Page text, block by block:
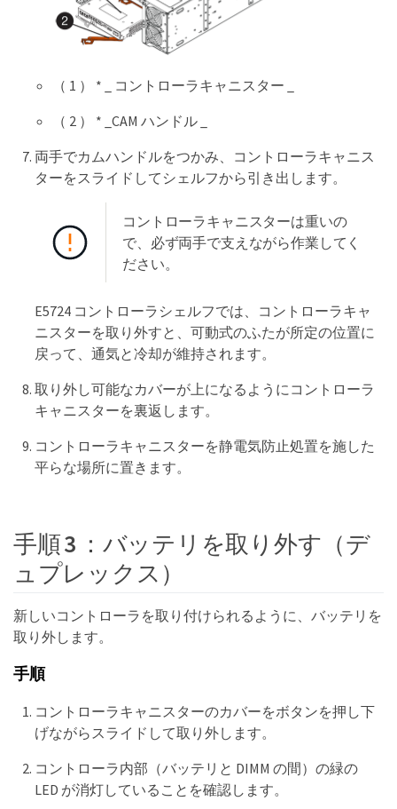
（ 1 ） * _ コントローラキャニスター _
（ 2 ） * _CAM ハンドル _
両手でカムハンドルをつかみ、コントローラキャニス
ターをスライドしてシェルフから引き出します。
コントローラキャニスターは重いの
で、必ず両手で支えながら作業してく
ださい。
E5724 コントローラシェルフでは、コントローラキャ
ニスターを取り外すと、可動式のふたが所定の位置に
戻って、通気と冷却が維持されます。
取り外し可能なカバーが上になるようにコントローラ
キャニスターを裏返します。
コントローラキャニスターを静電気防止処置を施した
平らな場所に置きます。
手順 3 ：バッテリを取り外す（デ
ュプレックス）
新しいコントローラを取り付けられるように、バッテリを
取り外します。
手順
コントローラキャニスターのカバーをボタンを押し下
げながらスライドして取り外します。
コントローラ内部（バッテリと DIMM の間）の緑の
LED が消灯していることを確認します。